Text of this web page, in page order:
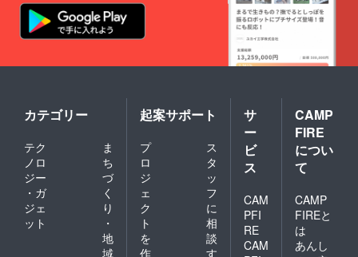
カテゴリー
テク
ノロ
ジー
・ガ
ジェ
ット
ま
ち
づ
く
り
・
地
域
起案サポート
プ
ロ
ジ
ェ
ク
ト
を
作
ス
タ
ッ
フ
に
相
談
す
サ
ー
ビ
ス
CAM
PFI
RE
CAM
CAMP
FIRE
につい
て
CAMP
FIREと
は
あんし